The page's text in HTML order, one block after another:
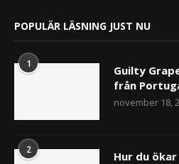
POPULÄR LÄSNING JUST NU
1
Guilty
från
november 18,
2 Hur du